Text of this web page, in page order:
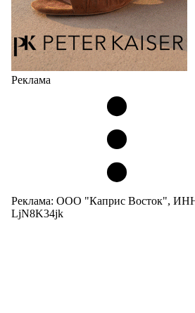
Реклама
Реклама: ООО "Каприс Восток",
LjN8K34jk